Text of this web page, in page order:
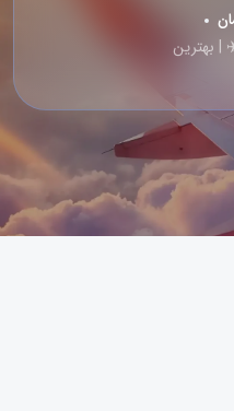
| بهترین